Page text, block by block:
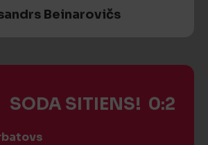
Beinarovičs
SODA SITIENS! 0:2